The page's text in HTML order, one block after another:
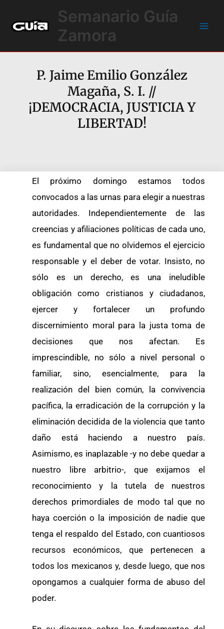
contenido
Semanario Guía
Zamora
P. Jaime Emilio González
Magaña, S. I. //
¡DEMOCRACIA, JUSTICIA Y
LIBERTAD!
El próximo domingo estamos todos
convocados a las urnas para elegir a nuestras
autoridades. Independientemente de las
creencias y afiliaciones políticas de cada uno,
es fundamental que no olvidemos el ejercicio
responsable y el deber de votar. Insisto, no
sólo es un derecho, es una ineludible
obligación como cristianos y ciudadanos,
ejercer y fortalecer un profundo
discernimiento moral para la justa toma de
decisiones que nos afectan. Es
imprescindible, no sólo a nivel personal o
familiar, sino, esencialmente, para la
realización del bien común, la convivencia
pacífica, la erradicación de la corrupción y la
eliminación decidida de la violencia que tanto
daño está haciendo a nuestro país.
Asimismo, es inaplazable -y no debe quedar a
nuestro libre arbitrio-, que exijamos el
reconocimiento y la tutela de nuestros
derechos primordiales de modo tal que no
haya coerción o la imposición de nadie que
tenga el respaldo del Estado, con cuantiosos
recursos económicos, que pertenecen a
todos los mexicanos y, desde luego, que nos
opongamos a cualquier forma de abuso del
poder.